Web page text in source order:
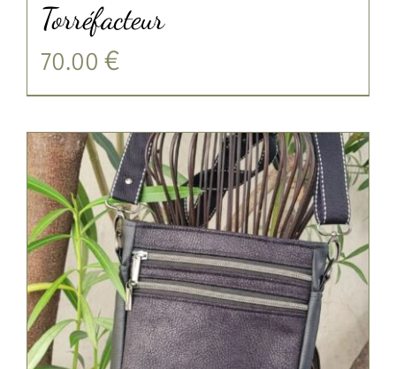
Torréfacteur
70.00 €